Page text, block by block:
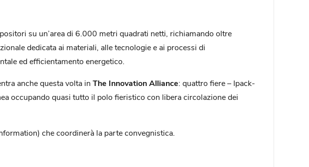
su un’area di 6.000 metri quadrati netti, richiamando oltre
dedicata ai materiali, alle tecnologie e ai processi di
ed efficientamento energetico.
anche questa volta in The Innovation Alliance: quattro fiere – Ipack-
occupando quasi tutto il polo fieristico con libera circolazione dei
che coordinerà la parte convegnistica.